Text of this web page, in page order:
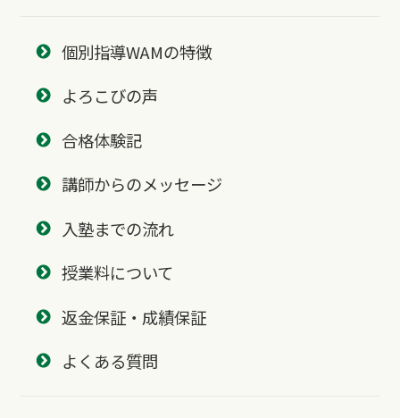
個別指導WAMの特徴
よろこびの声
合格体験記
講師からのメッセージ
入塾までの流れ
授業料について
返金保証・成績保証
よくある質問